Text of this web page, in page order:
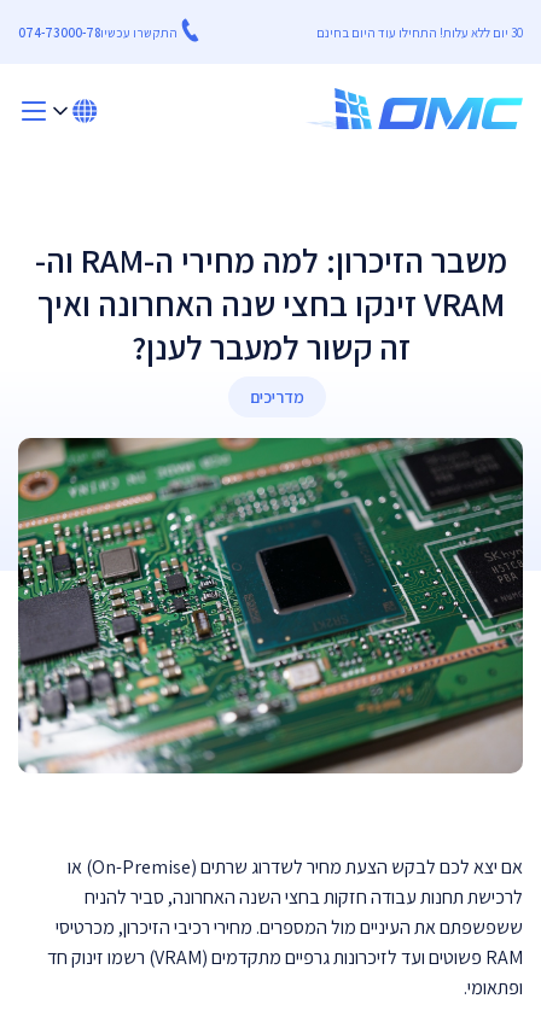
30 יום ללא עלות! התחילו עוד היום בחינם התקשרו עכשיו074-73000-78
משבר הזיכרון: למה מחירי ה-RAM וה-
VRAM זינקו בחצי שנה האחרונה ואיך
זה קשור למעבר לענן?
מדריכים
אם יצא לכם לבקש הצעת מחיר לשדרוג שרתים (On-Premise) או
לרכישת תחנות עבודה חזקות בחצי השנה האחרונה, סביר להניח
ששפשפתם את העיניים מול המספרים. מחירי רכיבי הזיכרון, מכרטיסי
RAM פשוטים ועד לזיכרונות גרפיים מתקדמים (VRAM) רשמו זינוק חד
ופתאומי.